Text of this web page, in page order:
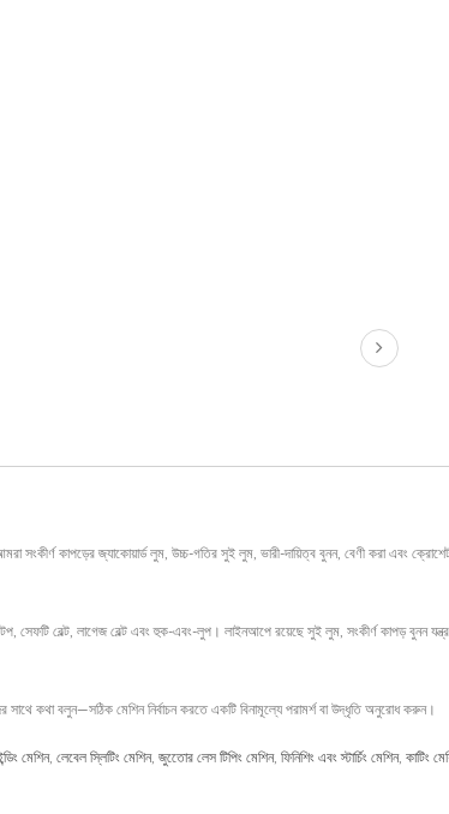
সংকীর্ণ কাপড়ের জ্যাকোয়ার্ড লুম, উচ্চ-গতির সুই লুম, ভারী-দায়িত্ব বুনন, বেণী করা এবং
সেফটি বেল্ট, লাগেজ বেল্ট এবং হুক-এবং-লুপ। লাইনআপে রয়েছে সুই লুম, সংকীর্ণ কাপড় বুনন
কথা বলুন—সঠিক মেশিন নির্বাচন করতে একটি বিনামূল্যে পরামর্শ বা উদ্ধৃতি অনুরোধ করুন।
মেশিন, লেবেল স্লিটিং মেশিন, জুতোের লেস টিপিং মেশিন, ফিনিশিং এবং স্টার্চিং মেশিন, কাটিং